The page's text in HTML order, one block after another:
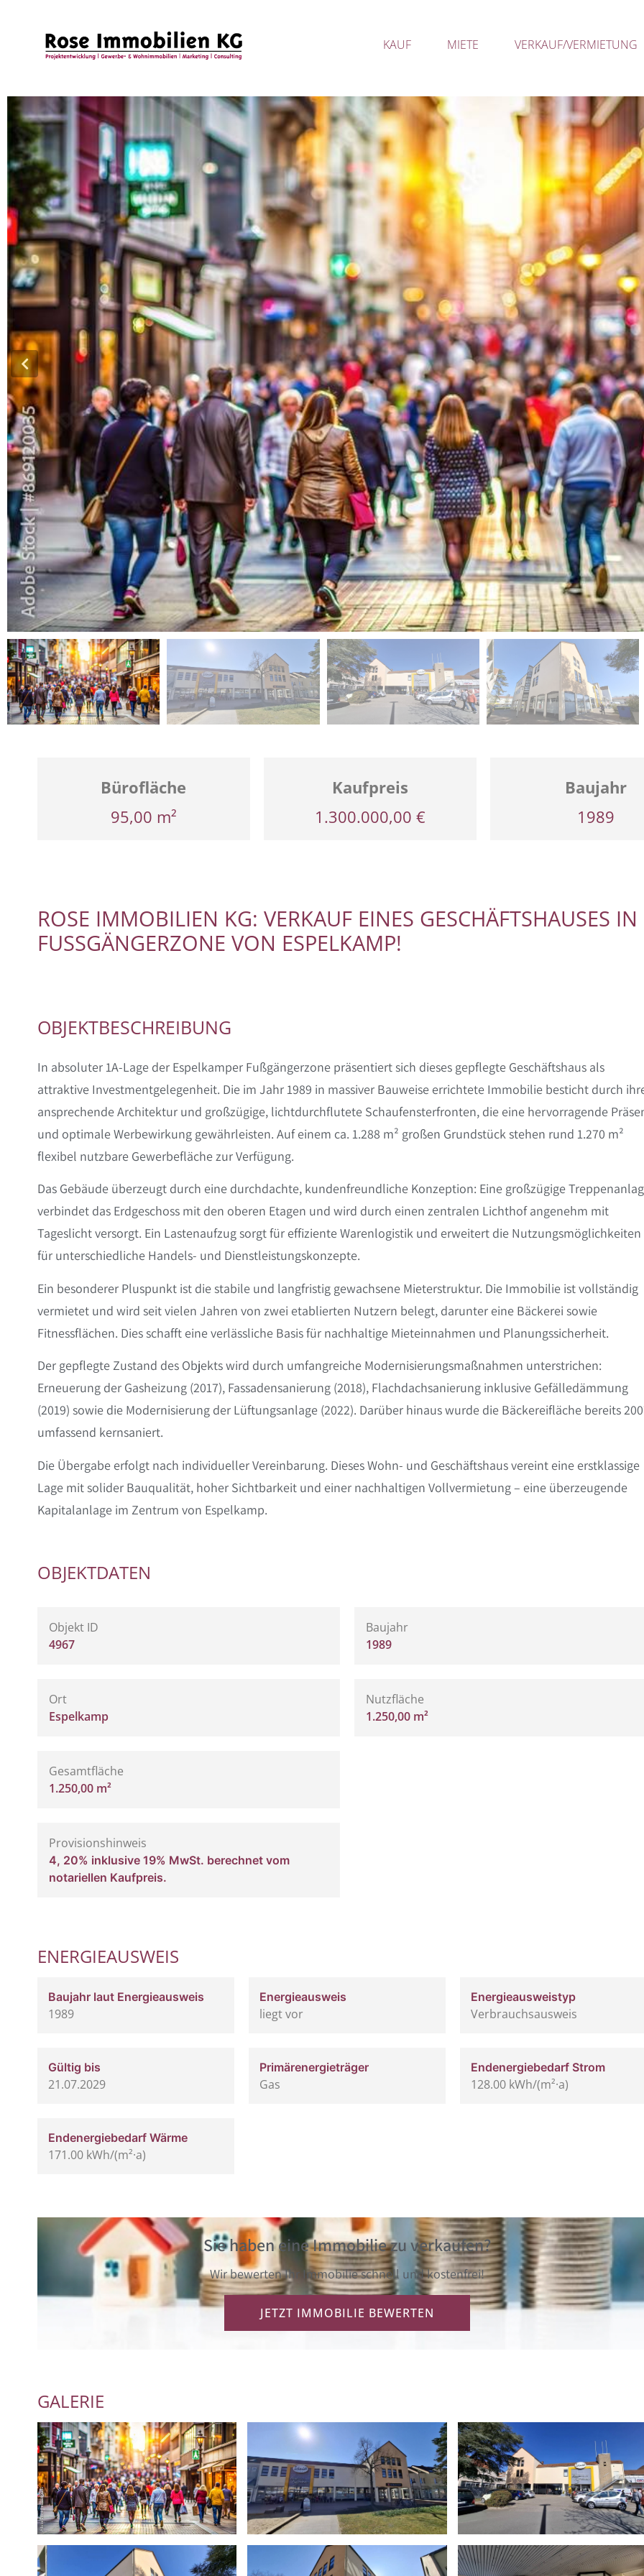
KAUF MIETE VERKAUF/VERMIETUNG
Bürofläche
95,00 m²
Kaufpreis
1.300.000,00 €
Baujahr
1989
ROSE IMMOBILIEN KG: VERKAUF EINES GESCHÄFTSHAUSES IN
FUSSGÄNGERZONE VON ESPELKAMP!
OBJEKTBESCHREIBUNG
In absoluter 1A-Lage der Espelkamper Fußgängerzone präsentiert sich dieses gepflegte Geschäftshaus als
attraktive Investmentgelegenheit. Die im Jahr 1989 in massiver Bauweise errichtete Immobilie besticht durch
ansprechende Architektur und großzügige, lichtdurchflutete Schaufensterfronten, die eine hervorragende
und optimale Werbewirkung gewährleisten. Auf einem ca. 1.288 m² großen Grundstück stehen rund 1.270 m²
flexibel nutzbare Gewerbefläche zur Verfügung.
Das Gebäude überzeugt durch eine durchdachte, kundenfreundliche Konzeption: Eine großzügige
verbindet das Erdgeschoss mit den oberen Etagen und wird durch einen zentralen Lichthof angenehm mit
Tageslicht versorgt. Ein Lastenaufzug sorgt für effiziente Warenlogistik und erweitert die Nutzungsmöglichkeiten
für unterschiedliche Handels- und Dienstleistungskonzepte.
Ein besonderer Pluspunkt ist die stabile und langfristig gewachsene Mieterstruktur. Die Immobilie ist vollständig
vermietet und wird seit vielen Jahren von zwei etablierten Nutzern belegt, darunter eine Bäckerei sowie
Fitnessflächen. Dies schafft eine verlässliche Basis für nachhaltige Mieteinnahmen und Planungssicherheit.
Der gepflegte Zustand des Objekts wird durch umfangreiche Modernisierungsmaßnahmen unterstrichen:
Erneuerung der Gasheizung (2017), Fassadensanierung (2018), Flachdachsanierung inklusive Gefälledämmung
(2019) sowie die Modernisierung der Lüftungsanlage (2022). Darüber hinaus wurde die Bäckereifläche bereits
umfassend kernsaniert.
Die Übergabe erfolgt nach individueller Vereinbarung. Dieses Wohn- und Geschäftshaus vereint eine erstklassige
Lage mit solider Bauqualität, hoher Sichtbarkeit und einer nachhaltigen Vollvermietung – eine überzeugende
Kapitalanlage im Zentrum von Espelkamp.
OBJEKTDATEN
Objekt ID
4967
Baujahr
1989
Ort
Espelkamp
Nutzfläche
1.250,00 m²
Gesamtfläche
1.250,00 m²
Provisionshinweis
4, 20% inklusive 19% MwSt. berechnet vom
notariellen Kaufpreis.
ENERGIEAUSWEIS
Baujahr laut Energieausweis
1989
Energieausweis
liegt vor
Energie­ausweistyp
Verbrauchsausweis
Gültig bis
21.07.2029
Primärenergieträger
Gas
Endenergiebedarf Strom
128.00 kWh/(m²·a)
Endenergiebedarf Wärme
171.00 kWh/(m²·a)
Sie haben eine Immobilie zu verkaufen?
Wir bewerten Ihr Immobilie schnell und kostenfrei!
JETZT IMMOBILIE BEWERTEN
GALERIE